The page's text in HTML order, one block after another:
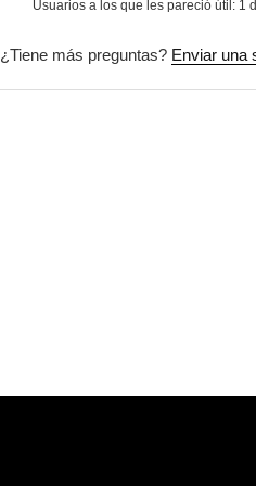
Usuarios a los que les pareció útil: 1
¿Tiene más preguntas? Enviar una